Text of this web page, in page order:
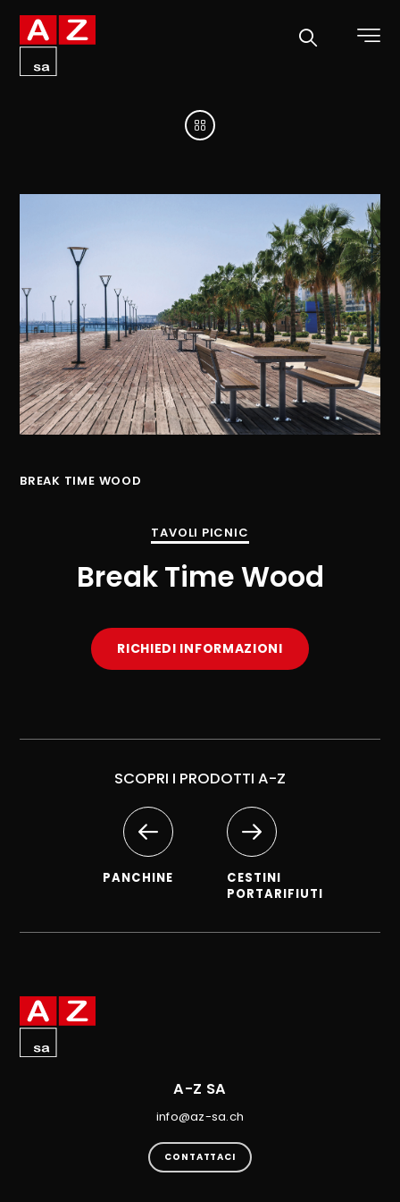
BREAK TIME WOOD
TAVOLI PICNIC
Break Time Wood
RICHIEDI INFORMAZIONI
SCOPRI I PRODOTTI A-Z
PANCHINE
CESTINI
PORTARIFIUTI
A-Z SA
info@az-sa.ch
CONTATTACI